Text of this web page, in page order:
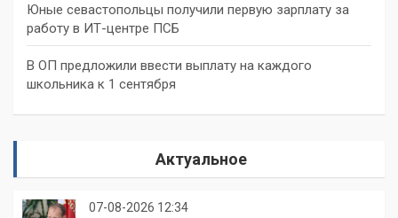
Юные севастопольцы получили первую зарплату за
работу в ИТ-центре ПСБ
В ОП предложили ввести выплату на каждого
школьника к 1 сентября
Актуальное
07-08-2026 12:34